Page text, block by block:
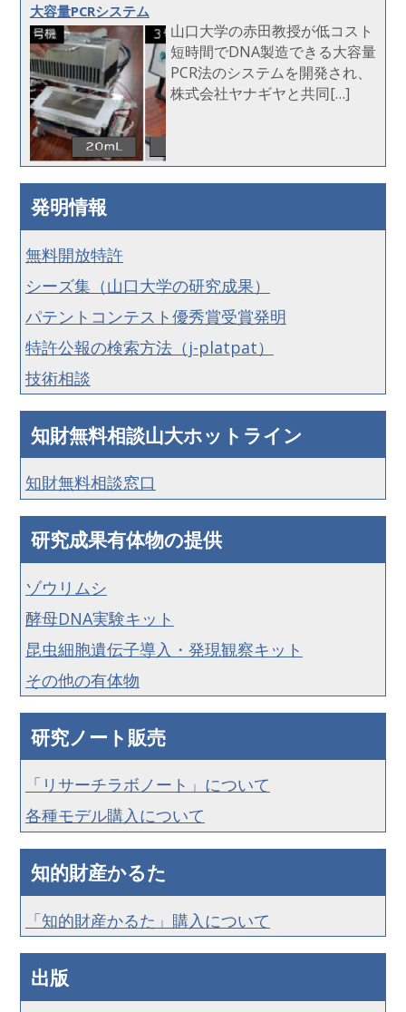
大容量PCRシステム
山口大学の赤田教授が低コスト
短時間でDNA製造できる大容量
PCR法のシステムを開発され、
株式会社ヤナギヤと共同[…]
発明情報
無料開放特許
シーズ集（山口大学の研究成果）
パテントコンテスト優秀賞受賞発明
特許公報の検索方法（j-platpat）
技術相談
知財無料相談山大ホットライン
知財無料相談窓口
研究成果有体物の提供
ゾウリムシ
酵母DNA実験キット
昆虫細胞遺伝子導入・発現観察キット
その他の有体物
研究ノート販売
「リサーチラボノート」について
各種モデル購入について
知的財産かるた
「知的財産かるた」購入について
出版